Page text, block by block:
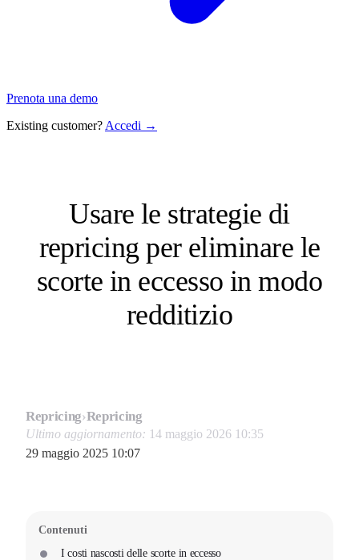
Prenota una demo
Existing customer? Accedi →
Usare le strategie di
repricing per eliminare le
scorte in eccesso in modo
redditizio
Repricing›Repricing
Ultimo aggiornamento: 14 maggio 2026 10:35
29 maggio 2025 10:07
Contenuti
I costi nascosti delle scorte in eccesso